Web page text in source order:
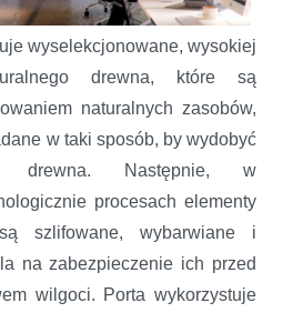
wyselekcjonowane, wysokiej
drewna, które są
naturalnych zasobów,
w taki sposób, by wydobyć
drewna. Następnie, w
procesach elementy
szlifowane, wybarwiane i
na zabezpieczenie ich przed
wilgoci. Porta wykorzystuje